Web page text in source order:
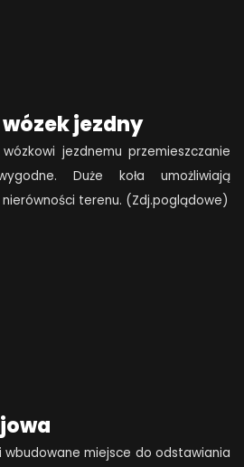
jezdny
jezdnemu przemieszczanie
Duże koła umożliwiają
terenu. (Zdj.poglądowe)
wbudowane miejsce do odstawiania